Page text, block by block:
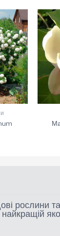
рослини